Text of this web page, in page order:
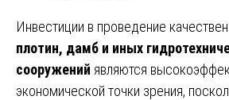
Инвестиции в проведение
плотин, дамб и иных
сооружений являются
экономической точки зрения,